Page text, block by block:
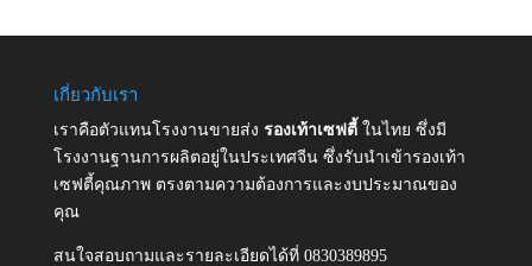
เกี่ยวกับเรา
เราคือตัวแทนโรงงานขายส่ง รองเท้าเซฟตี้ ในไทย ซึ่งมี
โรงงานฐานการผลิตอยู่ในประเทศจีน ซึ่งรับนำเข้ารองเท้า
เซฟตี้คุณภาพ ตรงตามความต้องการและงบประมาณของ
คุณ
สนใจสอบถามและรายละเอียดได้ที่ 0830389895